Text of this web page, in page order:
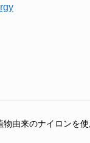
物由来のナイロンを